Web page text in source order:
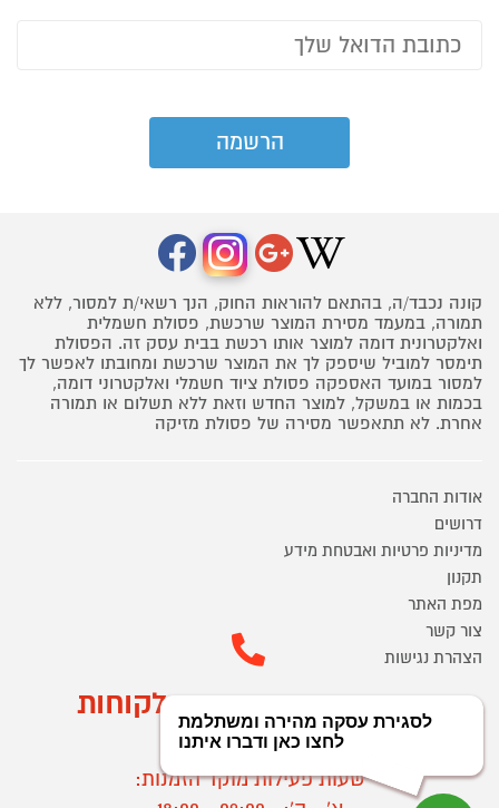
קונה נכבד/ה, בהתאם להוראות החוק, הנך רשאי/ת למסור, ללא
תמורה, במעמד מסירת המוצר שרכשת, פסולת חשמלית
ואלקטרונית דומה למוצר אותו רכשת בבית עסק זה. הפסולת
תימסר למוביל שיספק לך את המוצר שרכשת ומחובתו לאפשר לך
למסור במועד האספקה פסולת ציוד חשמלי ואלקטרוני דומה,
בכמות או במשקל, למוצר החדש וזאת ללא תשלום או תמורה
אחרת. לא תתאפשר מסירה של פסולת מזיקה
אודות החברה
דרושים
מדיניות פרטיות ואבטחת מידע
תקנון
מפת האתר
צור קשר
הצהרת נגישות
מוקד הזמנות ושירות לקוחות
03-9545370
שעות פעילות מוקד הזמנות: